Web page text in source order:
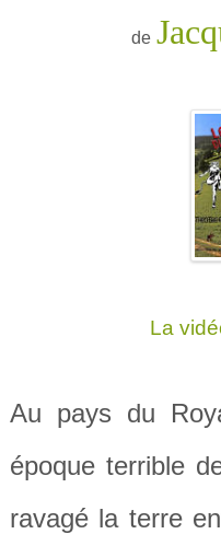
de
La
Au pays du
époque terrible
ravagé la terre